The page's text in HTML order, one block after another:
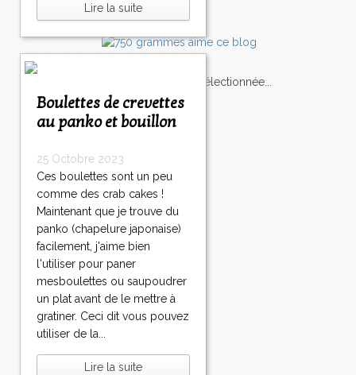
Lire la suite
Boulettes de crevettes
au panko et bouillon
25 Octobre 2023
Ces boulettes sont un peu
comme des crab cakes !
Maintenant que je trouve du
panko (chapelure japonaise)
facilement, j'aime bien
l'utiliser pour paner
mesboulettes ou saupoudrer
un plat avant de le mettre à
gratiner. Ceci dit vous pouvez
utiliser de la...
Lire la suite
L'Express style m'a sélectionnée...
L'actuSaveurssur
articles récents